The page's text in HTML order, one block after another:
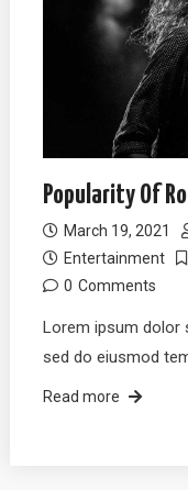
Popularity Of
March 19, 2021
Entertainment
0 Comments
Lorem ipsum dolor
sed do eiusmod
Read more